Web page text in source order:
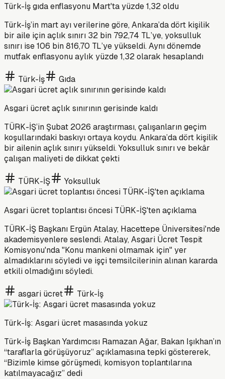
Türk-İş gıda enflasyonu Mart'ta yüzde 1,32 oldu
Türk-İş’in mart ayı verilerine göre, Ankara’da dört kişilik
bir aile için açlık sınırı 32 bin 792,74 TL’ye, yoksulluk
sınırı ise 106 bin 816,70 TL’ye yükseldi. Aynı dönemde
mutfak enflasyonu aylık yüzde 1,32 olarak hesaplandı
Türk-İş Gıda
Asgari ücret açlık sınırının gerisinde kaldı
TÜRK-İŞ’in Şubat 2026 araştırması, çalışanların geçim
koşullarındaki baskıyı ortaya koydu. Ankara’da dört kişilik
bir ailenin açlık sınırı yükseldi. Yoksulluk sınırı ve bekâr
çalışan maliyeti de dikkat çekti
TÜRK-İŞ Yoksulluk
Asgari ücret toplantısı öncesi TÜRK-İŞ'ten açıklama
TÜRK-İŞ Başkanı Ergün Atalay, Hacettepe Üniversitesi'nde
akademisyenlere seslendi. Atalay, Asgari Ücret Tespit
Komisyonu'nda "Konu mankeni olmamak için" yer
almadıklarını söyledi ve işçi temsilcilerinin alınan kararda
etkili olmadığını söyledi.
asgari ücret Türk-İş
Türk-İş: Asgari ücret masasında yokuz
Türk-İş Başkan Yardımcısı Ramazan Ağar, Bakan Işıkhan’ın
“taraflarla görüşüyoruz” açıklamasına tepki göstererek,
“Bizimle kimse görüşmedi, komisyon toplantılarına
katılmayacağız” dedi